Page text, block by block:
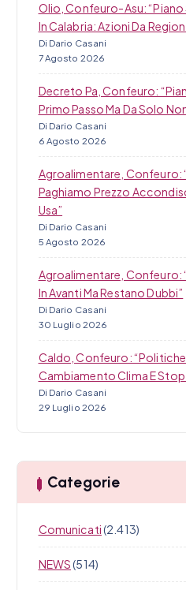
Olio, Confeuro-Asu:
In Calabria: Azioni Da
Di Dario Casani
7 Agosto 2026
Decreto Pa, Confeuro:
Primo Passo Ma Da Solo
Di Dario Casani
6 Agosto 2026
Agroalimentare, Confeuro:
Paghiamo Prezzo
Usa”
Di Dario Casani
5 Agosto 2026
Agroalimentare, Confeuro:
In Avanti Ma Restano Dubbi”
Di Dario Casani
30 Luglio 2026
Caldo, Confeuro:
Cambiamento Clima E
Di Dario Casani
29 Luglio 2026
Categorie
Comunicati(2.413)
NEWS(514)